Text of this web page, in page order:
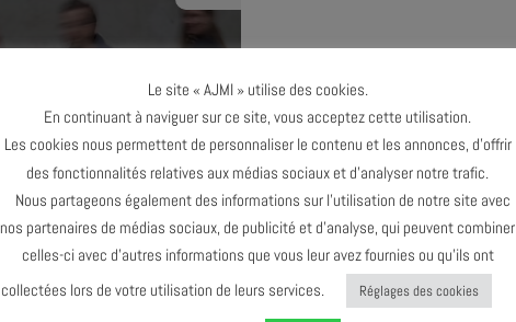
TEA JAZZ #1 – T.I.M
TERMINÉ
Le site « AJMI » utilise des cookies.
En continuant à naviguer sur ce site, vous acceptez cette utilisation.
Les cookies nous permettent de personnaliser le contenu et les annonces, d’offrir
des fonctionnalités relatives aux médias sociaux et d’analyser notre trafic.
Nous partageons également des informations sur l’utilisation de notre site avec
nos partenaires de médias sociaux, de publicité et d’analyse, qui peuvent combiner
celles-ci avec d’autres informations que vous leur avez fournies ou qu’ils ont
collectées lors de votre utilisation de leurs services.
Réglages des cookies